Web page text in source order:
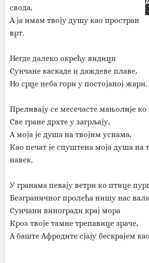
свода,
А ја имам твоју душу као простран
врт.
Негде далеко окрећу видици
Сунчане каскаде и даждеве плаве,
Но срце неба гори у постојаној жари.
Преливају се месечасте мањолије
Све гране дрхте у загрљају,
А моја је душа на твојим уснама,
Као печат је спуштена моја душа на
навек.
У гранама певају ветри ко птице
Безграничног пролећа нишу нас
Сунчани виногради крај мора
Кроз твоје тамне трепавице зраче,
А баште Афродите сјају бескрајем